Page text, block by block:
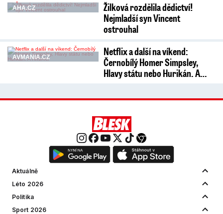
AHA.CZ
Žilková rozdělila dědictví!
Nejmladší syn Vincent
ostrouhal
AVMANIA.CZ
Netflix a další na víkend:
Černobílý Homer Simpsley,
Hlavy státu nebo Hurikán. A…
Aktuálně
Léto 2026
Politika
Sport 2026